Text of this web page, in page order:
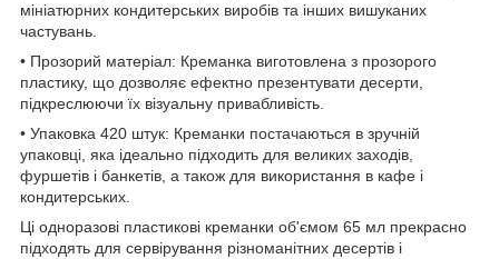
мініатюрних кондитерських виробів та інших вишуканих
частувань.
• Прозорий матеріал: Креманка виготовлена з прозорого
пластику, що дозволяє ефектно презентувати десерти,
підкреслюючи їх візуальну привабливість.
• Упаковка 420 штук: Креманки постачаються в зручній
упаковці, яка ідеально підходить для великих заходів,
фуршетів і банкетів, а також для використання в кафе і
кондитерських.
Ці одноразові пластикові креманки об'ємом 65 мл прекрасно
підходять для сервірування різноманітних десертів і